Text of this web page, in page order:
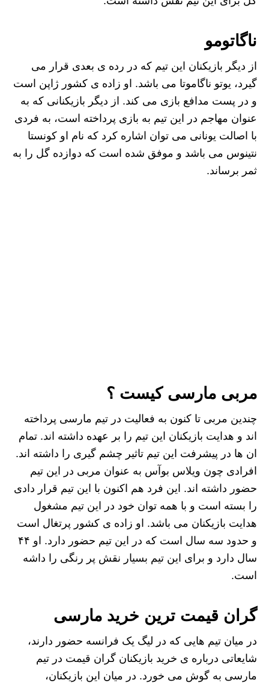
ناگاتومو
از دیگر بازیکنان این تیم که در رده ی بعدی قرار می
گیرد، یوتو ناگاموتا می باشد. او زاده ی کشور ژاپن است
و در پست مدافع بازی می کند. از دیگر بازیکنانی که به
عنوان مهاجم در این تیم به بازی پرداخته است، به فردی
با اصالت یونانی می توان اشاره کرد که نام او کونستا
نتینوس می باشد و موفق شده است که دوازده گل را به
ثمر برساند.
مربی مارسی کیست ؟
چندین مربی تا کنون به فعالیت در تیم مارسی پرداخته
اند و هدایت بازیکنان این تیم را بر عهده داشته اند. تمام
ان ها در پیشرفت این تیم تاثیر چشم گیری را داشته اند.
افرادی چون ویلاس بوآس به عنوان مربی در این تیم
حضور داشته اند. این فرد هم اکنون با این تیم قرار دادی
را بسته است و با همه توان خود در این تیم مشغول
هدایت بازیکنان می باشد. او زاده ی کشور پرتغال است
و حدود سه سال است که در این تیم حضور دارد. او ۴۴
سال دارد و برای این تیم بسیار نقش پر رنگی را داشه
است.
گران قیمت ترین خرید مارسی
در میان تیم هایی که در لیگ یک فرانسه حضور دارند،
شایعاتی درباره ی خرید بازیکنان گران قیمت در تیم
مارسی به گوش می خورد. در میان این بازیکنان،